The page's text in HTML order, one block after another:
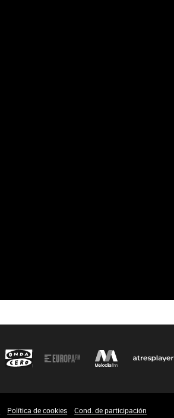
Política de cookies Cond. de participación